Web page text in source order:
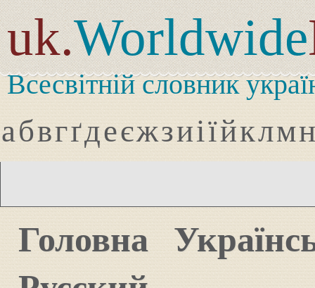
uk.Worldwide
Всесвітній словник
абвгґдеєжзиіїйклмн
Головна